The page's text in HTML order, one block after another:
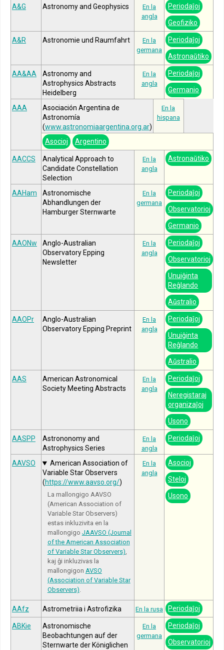
A&G Astronomy and Geophysics
En la
angla
Periodaĵoj
Geofiziko
A&R Astronomie und Raumfahrt
En la
germana
Periodaĵoj
Astronaŭtiko
AA&AA
Astronomy and
Astrophysics Abstracts
Heidelberg
En la
angla
Periodaĵoj
Germanio
AAA
Asociación Argentina de
Astronomía
(www.astronomiaargentina.org.ar)
En la
hispana
Asocioj Argentino
AACCS
Analytical Approach to
Candidate Constellation
Selection
En la
angla
Astronaŭtiko
AAHam
Astronomische
Abhandlungen der
Hamburger Sternwarte
En la
germana
Periodaĵoj
Observatorioj
Germanio
AAONw
Anglo-Australian
Observatory Epping
Newsletter
En la
angla
Periodaĵoj
Observatorioj
Unuiĝinta
Reĝlando
Aŭstralio
AAOPr
Anglo-Australian
Observatory Epping Preprint
En la
angla
Periodaĵoj
Unuiĝinta
Reĝlando
Aŭstralio
AAS
American Astronomical
Society Meeting Abstracts
En la
angla
Periodaĵoj
Neregistaraj
organizaĵoj
Usono
AASPP
Astrononomy and
Astrophysics Series
En la
angla
Periodaĵoj
AAVSO
American Association of
Variable Star Observers
(https://www.aavso.org/)
La mallongigo AAVSO
(American Association of
Variable Star Observers)
estas inkluzivita en la
mallongigo JAAVSO (Journal
of the American Association
of Variable Star Observers),
kaj ĝi inkluzivas la
mallongigon AVSO
(Association of Variable Star
Observers).
En la
angla
Asocioj
Steloj
Usono
AAfz Astrometriia i Astrofizika En la rusa Periodaĵoj
ABKie
Astronomische
Beobachtungen auf der
Sternwarte der Königlichen
En la
germana
Periodaĵoj
Observatorioj